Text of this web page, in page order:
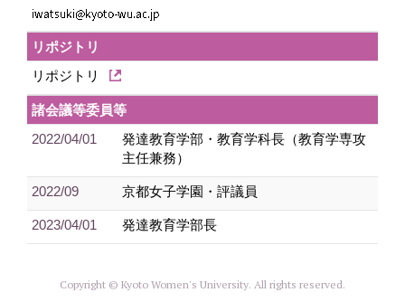
リポジトリ
リポジトリ
諸会議等委員等
2022/04/01
発達教育学部・教育学科長（教育学専攻
主任兼務）
2022/09 京都女子学園・評議員
2023/04/01 発達教育学部長
Copyright © Kyoto Women's University. All rights reserved.